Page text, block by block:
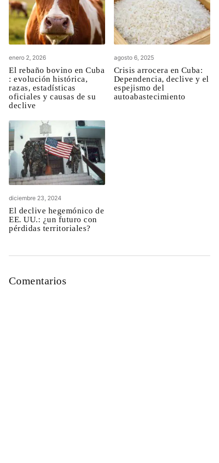
enero 2, 2026
El rebaño bovino en Cuba
: evolución histórica,
razas, estadísticas
oficiales y causas de su
declive
agosto 6, 2025
Crisis arrocera en Cuba:
Dependencia, declive y el
espejismo del
autoabastecimiento
diciembre 23, 2024
El declive hegemónico de
EE. UU.: ¿un futuro con
pérdidas territoriales?
Comentarios